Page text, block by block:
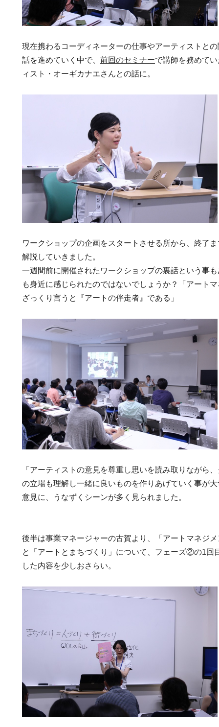
現在携わるコーディネーターの仕事やアーティストと
話を進めていく中で、 前回のセミナーで講師を務めて
ィスト・オーギカナエさんとの話に。
ワークショップの企画をスタートさせる所から、終了
解説していきました。
一週間前に開催されたワークショップの裏話という事
も身近に感じられたのではないでしょうか？「アート
ざっくり言うと『アートの伴走者』である」
「アーティストの意見を尊重し思いを読み取りながら
の立場も理解し一緒に良いものを作りあげていく事が
意見に、うなずくシーンが多く見られました。
後半は事業マネージャーの古賀より、「アートマネジ
と「アートとまちづくり」について、フェーズ②の1回
した内容を少しおさらい。